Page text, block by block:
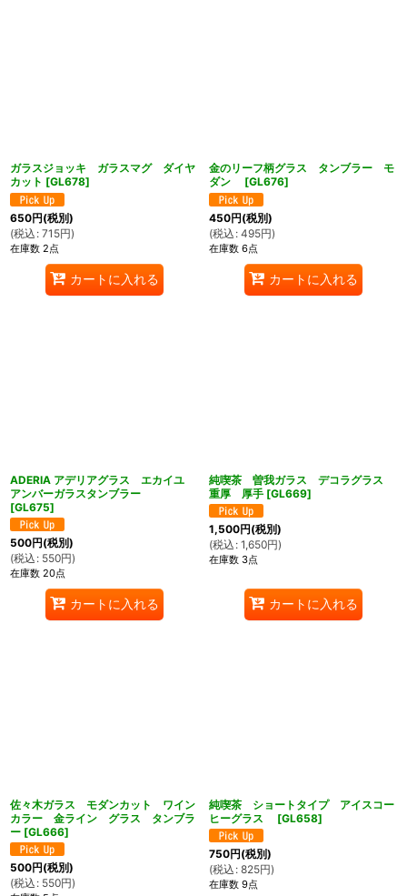
ガラスジョッキ ガラスマグ ダイヤ
カット [GL678]
650円(税別)
(税込 : 715円)
在庫数 2点
カートに入れる
金のリーフ柄グラス タンブラー モ
ダン
[GL676]
450円(税別)
(税込 : 495円)
在庫数 6点
カートに入れる
ADERIA アデリアグラス エカイユ
アンバーガラスタンブラー
[GL675]
500円(税別)
(税込 : 550円)
在庫数 20点
カートに入れる
純喫茶 曽我ガラス デコラグラス
重厚 厚手 [GL669]
1,500円(税別)
(税込 : 1,650円)
在庫数 3点
カートに入れる
佐々木ガラス モダンカット ワイン
カラー 金ライン グラス タンブラ
ー [GL666]
500円(税別)
(税込 : 550円)
純喫茶 ショートタイプ アイスコー
ヒーグラス
[GL658]
750円(税別)
(税込 : 825円)
在庫数 9点